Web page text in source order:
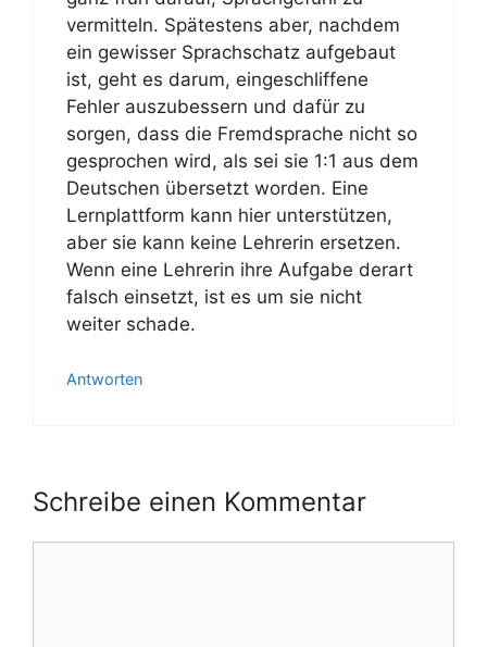
vermitteln. Spätestens aber, nachdem
ein gewisser Sprachschatz aufgebaut
ist, geht es darum, eingeschliffene
Fehler auszubessern und dafür zu
sorgen, dass die Fremdsprache nicht so
gesprochen wird, als sei sie 1:1 aus dem
Deutschen übersetzt worden. Eine
Lernplattform kann hier unterstützen,
aber sie kann keine Lehrerin ersetzen.
Wenn eine Lehrerin ihre Aufgabe derart
falsch einsetzt, ist es um sie nicht
weiter schade.
Antworten
Schreibe einen Kommentar